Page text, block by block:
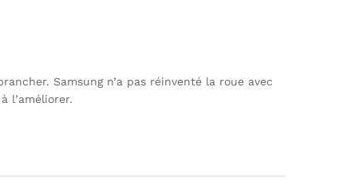
Samsung n’a pas réinventé la roue avec
l’améliorer.